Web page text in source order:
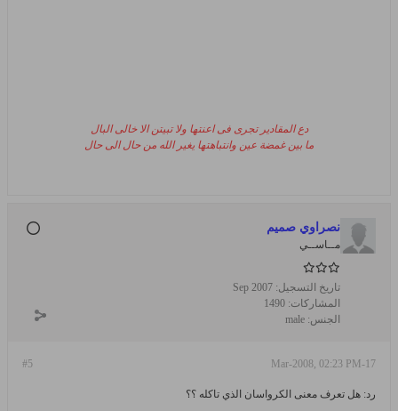
دع المقادير تجرى فى اعنتها ولا تبيتن الا خالى البال
ما بين غمضة عين وانتباهتها يغير الله من حال الى حال
نصراوي صميم
مــاســي
تاريخ التسجيل: Sep 2007
المشاركات: 1490
الجنس: male
#5 17-Mar-2008, 02:23 PM
رد: هل تعرف معنى الكرواسان الذي تاكله ؟؟